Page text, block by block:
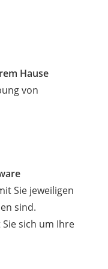
Hause
von
Sie jeweiligen
sind.
sich um Ihre